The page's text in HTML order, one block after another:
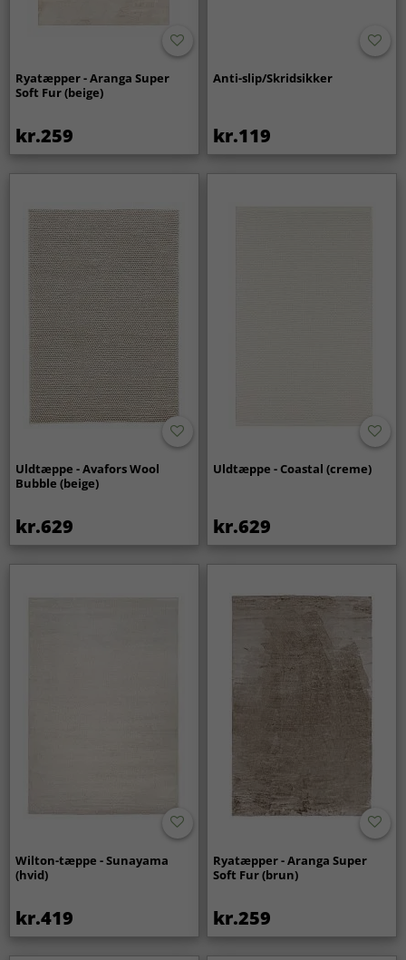
Ryatæpper - Aranga Super
Soft Fur (beige)
kr.259
Anti-slip/Skridsikker
kr.119
Uldtæppe - Avafors Wool
Bubble (beige)
kr.629
Uldtæppe - Coastal (creme)
kr.629
Wilton-tæppe - Sunayama
(hvid)
kr.419
Ryatæpper - Aranga Super
Soft Fur (brun)
kr.259